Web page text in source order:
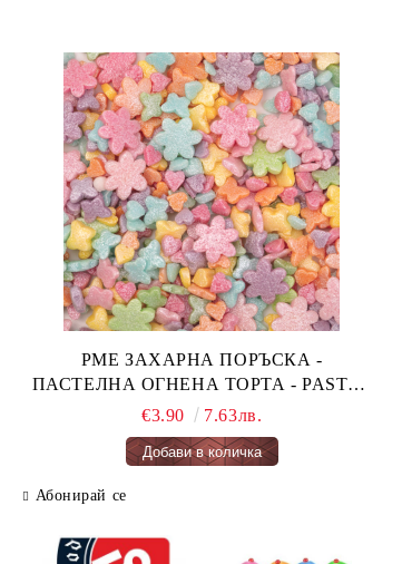
PME ЗАХАРНА ПОРЪСКА -
ПАСТЕЛНА ОГНЕНА ТОРТА - PASTEL
FAIRY CAKES 66 гр.
€3.90 7.63лв.
Абонирай се